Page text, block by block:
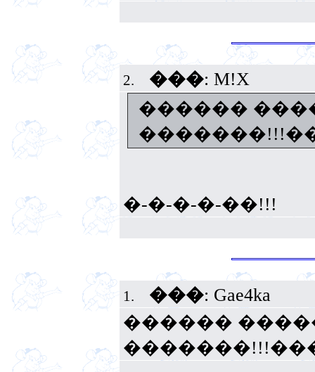
2. ���: M!X
������
�-�-�-�-��!!!
1. ���: Gae4ka
������